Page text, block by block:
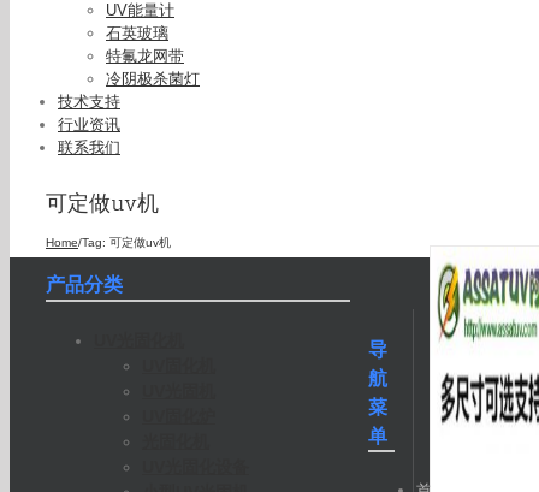
UV能量计
石英玻璃
特氟龙网带
冷阴极杀菌灯
技术支持
行业资讯
联系我们
可定做uv机
Home/Tag: 可定做uv机
产品分类
导
航
菜
单